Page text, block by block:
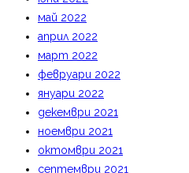
май 2022
април 2022
март 2022
февруари 2022
януари 2022
декември 2021
ноември 2021
октомври 2021
септември 2021